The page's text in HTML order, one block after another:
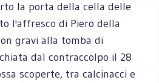
la porta della cella delle
l'affresco di Piero della
gravi alla tomba di
dal contraccolpo il 28
scoperte, tra calcinacci e